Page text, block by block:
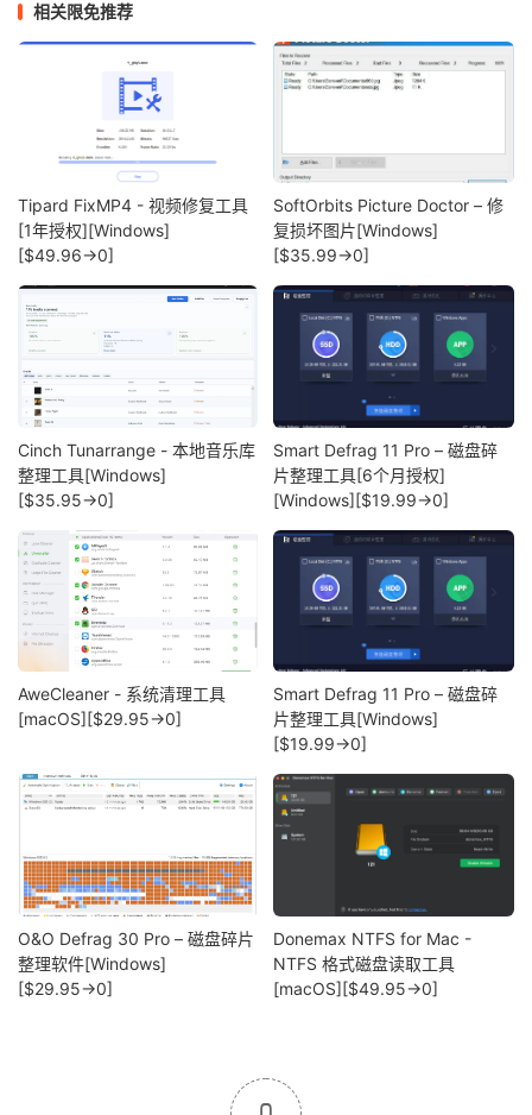
相关限免推荐
Tipard FixMP4 - 视频修复工具
[1年授权][Windows]
[$49.96→0]
SoftOrbits Picture Doctor – 修
复损坏图片[Windows]
[$35.99→0]
Cinch Tunarrange - 本地音乐库
整理工具[Windows]
[$35.95→0]
Smart Defrag 11 Pro – 磁盘碎
片整理工具[6个月授权]
[Windows][$19.99→0]
AweCleaner - 系统清理工具
[macOS][$29.95→0]
Smart Defrag 11 Pro – 磁盘碎
片整理工具[Windows]
[$19.99→0]
O&O Defrag 30 Pro – 磁盘碎片
整理软件[Windows]
[$29.95→0]
Donemax NTFS for Mac -
NTFS 格式磁盘读取工具
[macOS][$49.95→0]